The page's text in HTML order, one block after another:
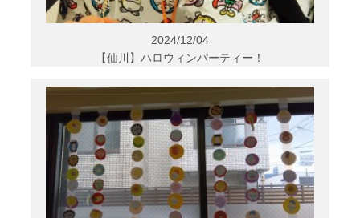
2024/12/04
【仙川】ハロウィンパーティー！